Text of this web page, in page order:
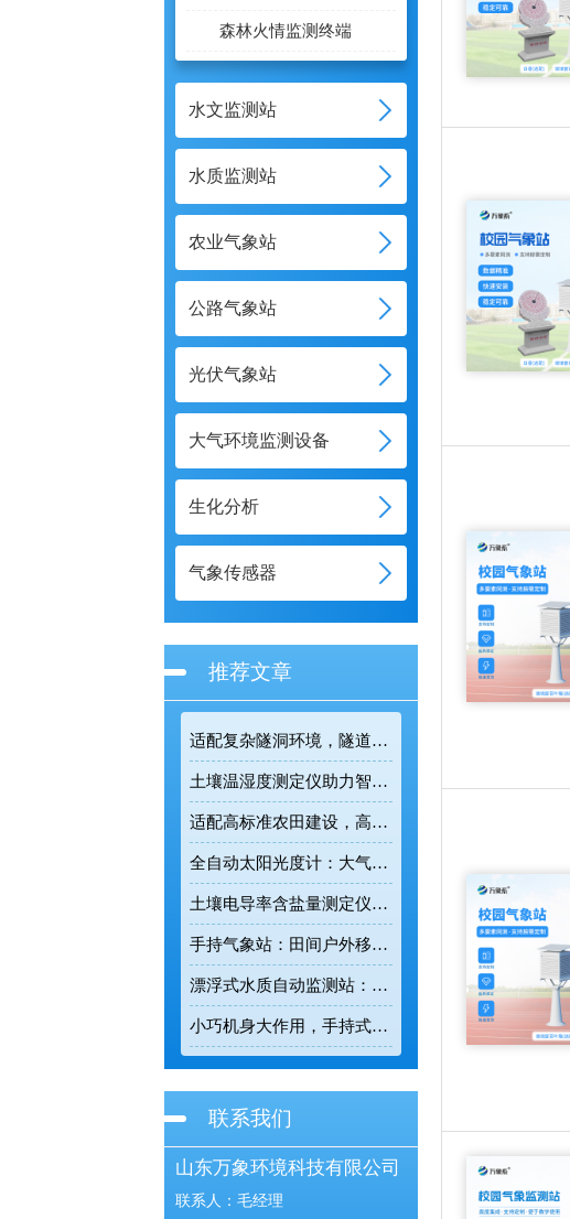
森林火情监测终端
水文监测站
水质监测站
农业气象站
公路气象站
光伏气象站
大气环境监测设备
生化分析
气象传感器
推荐文章
适配复杂隧洞环境，隧道气体检测仪守护基建施工安全
土壤温湿度测定仪助力智慧农业，实现土壤环境精细化管控
适配高标准农田建设，高标准农田气象监测系统助力粮食稳产增收
全自动太阳光度计：大气环境观测工作中的专业智能监测设备
土壤电导率含盐量测定仪：科学改良盐碱地的田间检测利器
手持气象站：田间户外移动式气象监测的智能便携装备
漂浮式水质自动监测站：漂浮式监测让水质变化有据可查
小巧机身大作用，手持式电波流速仪让河道流速监测精准可控
联系我们
山东万象环境科技有限公司
联系人：毛经理